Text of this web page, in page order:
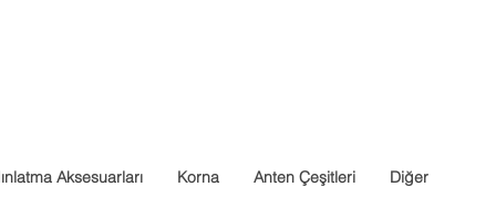
Aksesuarları Korna Anten Çeşitleri Diğer